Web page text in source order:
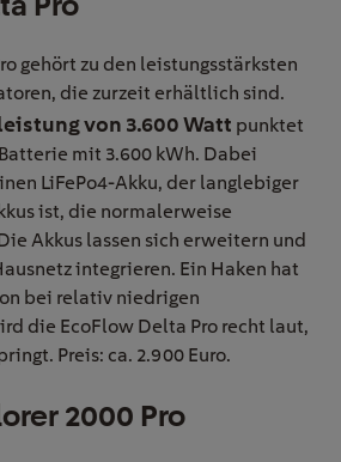
gehört zu den leistungsstärksten
die zurzeit erhältlich sind.
von 3.600 Watt punktet
mit 3.600 kWh. Dabei
LiFePo4-Akku, der langlebiger
ist, die normalerweise
Akkus lassen sich erweitern und
integrieren. Ein Haken hat
bei relativ niedrigen
die EcoFlow Delta Pro recht laut,
Preis: ca. 2.900 Euro.
2000 Pro